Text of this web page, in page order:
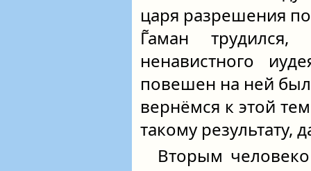
царя разрешения
Г̃аман
ненавистного
повешен на ней
вернёмся к этой
такому результату,
Вторым